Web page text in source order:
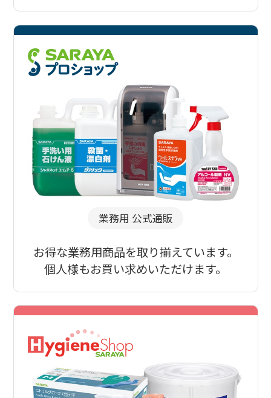
業務用 公式通販
お得な業務用商品を取り揃えています。
個人様もお買い求めいただけます。